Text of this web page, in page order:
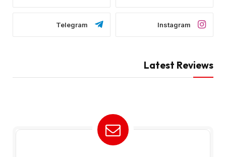
Instagram
Telegram
Latest Reviews